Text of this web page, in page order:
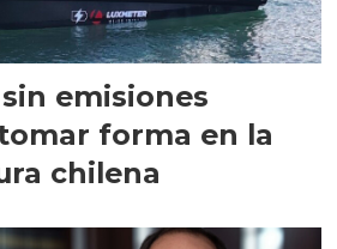
emisiones
forma en la
chilena